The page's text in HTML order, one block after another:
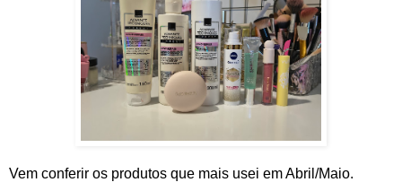
Vem conferir os produtos que mais usei em Abril/Maio.